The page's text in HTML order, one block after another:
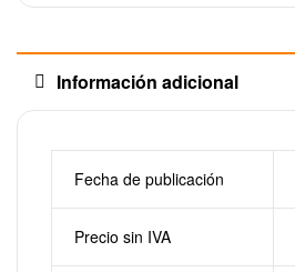
Información adicional
Fecha de publicación
Precio sin IVA